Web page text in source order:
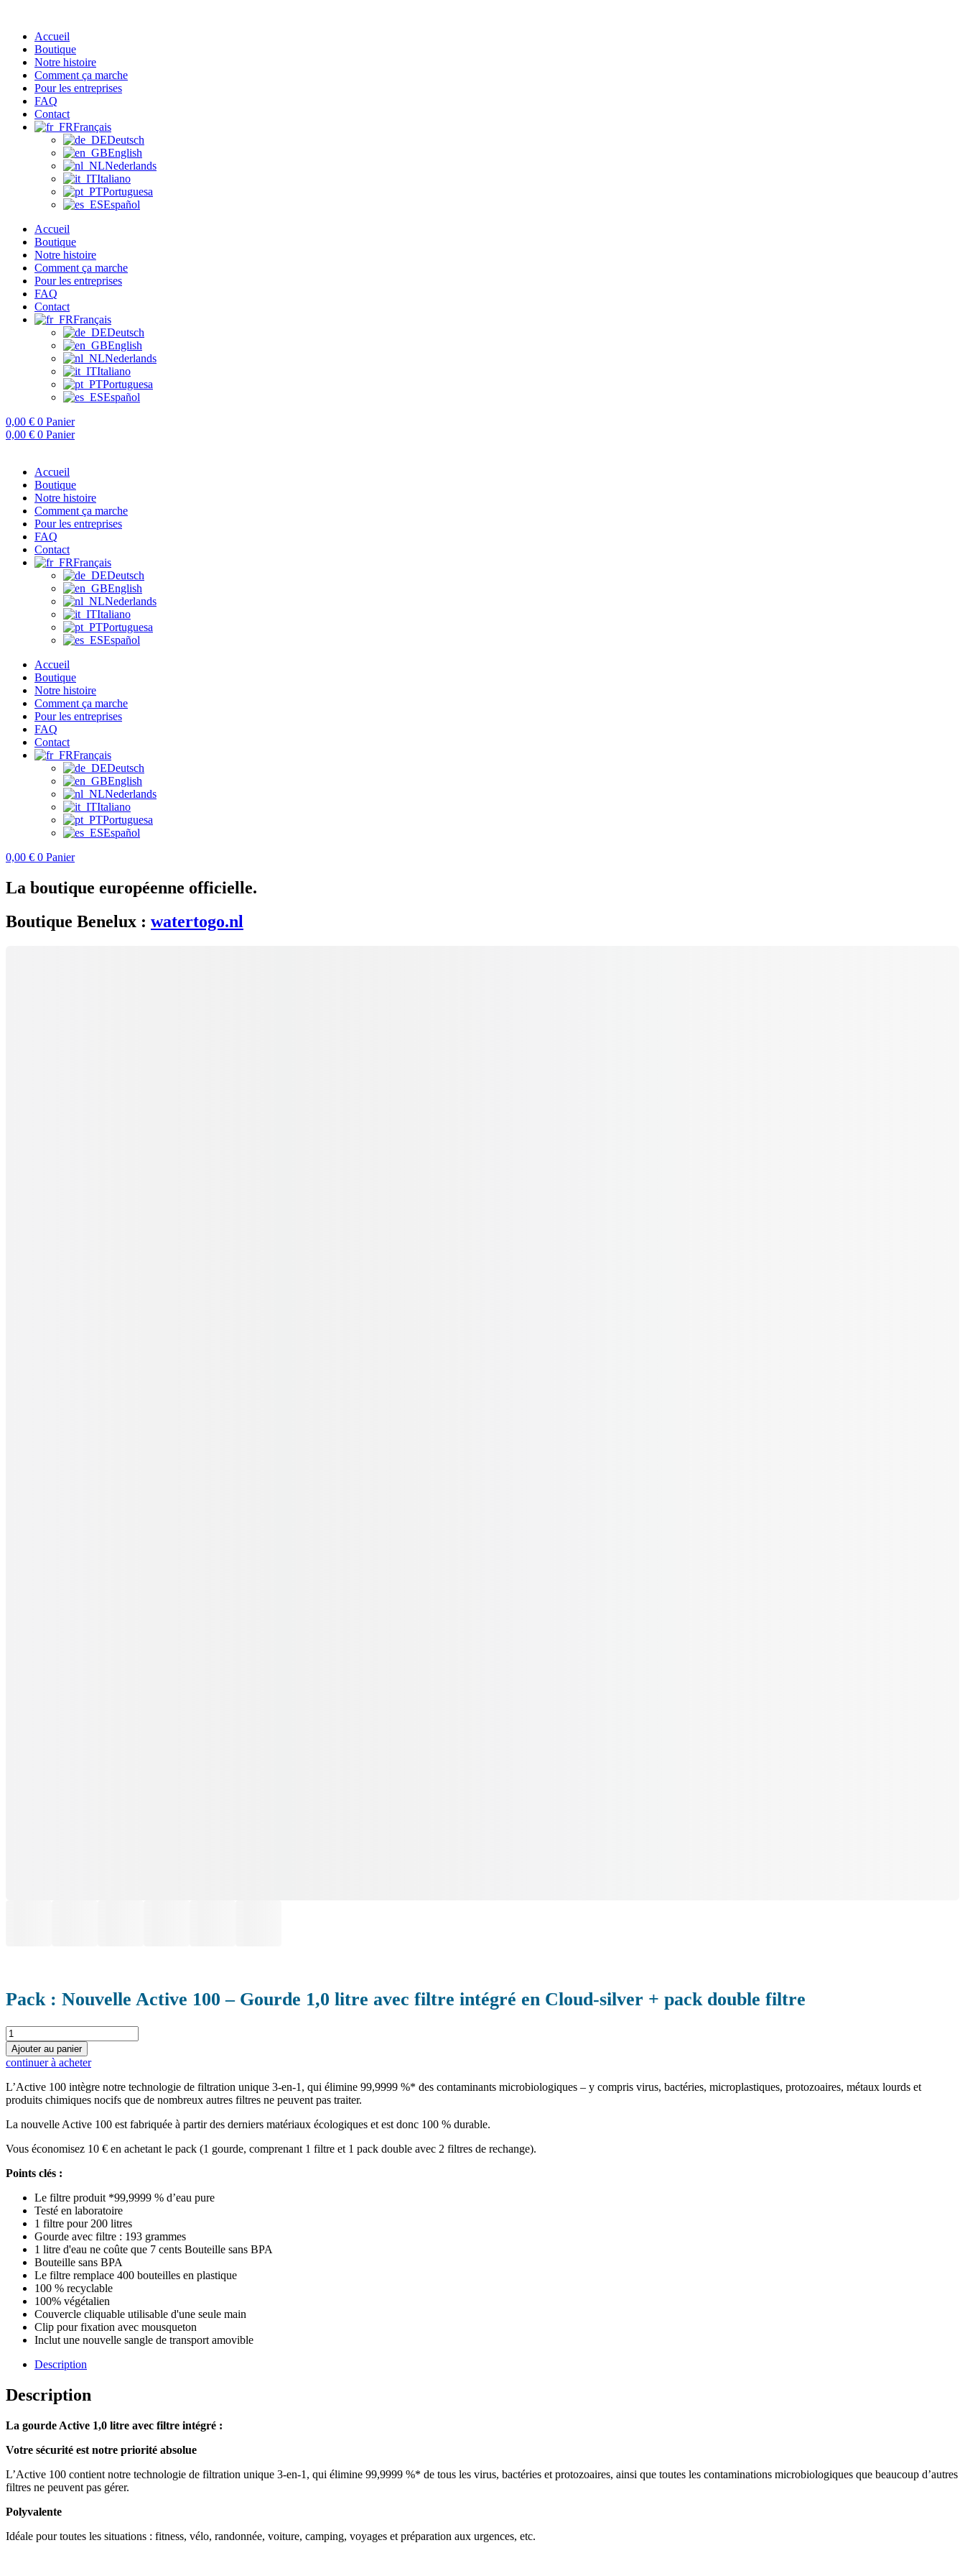
contenuAccueil
Boutique
Notre histoire
Comment ça marche
Pour les entreprises
FAQ
Contact
Français
Deutsch
English
Nederlands
Italiano
Portuguesa
Español
Accueil
Boutique
Notre histoire
Comment ça marche
Pour les entreprises
FAQ
Contact
Français
Deutsch
English
Nederlands
Italiano
Portuguesa
Español
0,00 € 0 Panier
0,00 € 0 Panier
Accueil
Boutique
Notre histoire
Comment ça marche
Pour les entreprises
FAQ
Contact
Français
Deutsch
English
Nederlands
Italiano
Portuguesa
Español
Accueil
Boutique
Notre histoire
Comment ça marche
Pour les entreprises
FAQ
Contact
Français
Deutsch
English
Nederlands
Italiano
Portuguesa
Español
0,00 € 0 Panier
La boutique européenne officielle.
Boutique Benelux : watertogo.nl
Pack : Nouvelle Active 100 – Gourde 1,0 litre avec filtre intégré en Cloud-silver + pack double filtre
quantité
de
Bundle:
Neue
Active
100
-
Trinkflasche
Liter
integriertem
Cloud-
silver
Doppelpack
Filter
Ajouter au panier
continuer à acheter
L’Active 100 intègre notre technologie de filtration unique 3-en-1, qui élimine 99,9999 %* des contaminants microbiologiques – y compris virus, bactéries, microplastiques, protozoaires, métaux lourds et
produits chimiques nocifs que de nombreux autres filtres ne peuvent pas traiter.
La nouvelle Active 100 est fabriquée à partir des derniers matériaux écologiques et est donc 100 % durable.
Vous économisez 10 € en achetant le pack (1 gourde, comprenant 1 filtre et 1 pack double avec 2 filtres de rechange).
Points clés :
Le filtre produit *99,9999 % d’eau pure
Testé en laboratoire
1 filtre pour 200 litres
Gourde avec filtre : 193 grammes
1 litre d'eau ne coûte que 7 cents Bouteille sans BPA
Bouteille sans BPA
Le filtre remplace 400 bouteilles en plastique
100 % recyclable
100% végétalien
Couvercle cliquable utilisable d'une seule main
Clip pour fixation avec mousqueton
Inclut une nouvelle sangle de transport amovible
Description
Description
La gourde Active 1,0 litre avec filtre intégré :
Votre sécurité est notre priorité absolue
L’Active 100 contient notre technologie de filtration unique 3-en-1, qui élimine 99,9999 %* de tous les virus, bactéries et protozoaires, ainsi que toutes les contaminations microbiologiques que beaucoup d’autres
filtres ne peuvent pas gérer.
Polyvalente
Idéale pour toutes les situations : fitness, vélo, randonnée, voiture, camping, voyages et préparation aux urgences, etc.